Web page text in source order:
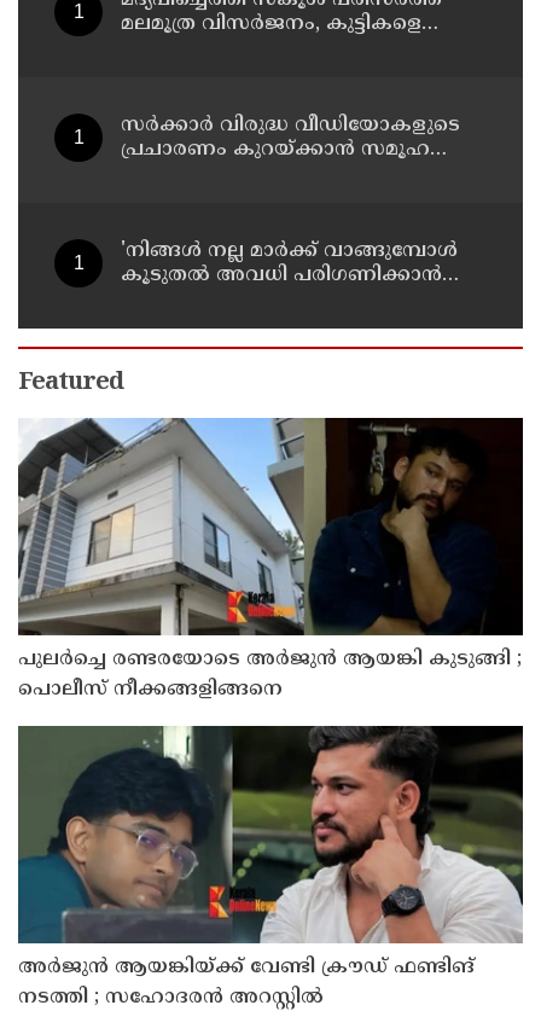
മലമൂത്ര വിസര്‍ജനം, കുട്ടികളെ
സര്‍ക്കാര്‍ വിരുദ്ധ വീഡിയോകളുടെ
പ്രചാരണം കുറയ്ക്കാന്‍ സമൂഹ
'നിങ്ങള്‍ നല്ല മാര്‍ക്ക് വാങ്ങുമ്പോള്‍
കൂടുതല്‍ അവധി പരിഗണിക്കാന്‍
കളക്ടറുടെ പോസ്റ്റ് വൈറല്‍
Featured
പുലര്‍ച്ചെ രണ്ടരയോടെ അര്‍ജുന്‍ ആയങ്കി കുടുങ്ങി ;
പൊലീസ് നീക്കങ്ങളിങ്ങനെ
അര്‍ജുന്‍ ആയങ്കിയ്ക്ക് വേണ്ടി ക്രൗഡ് ഫണ്ടിങ്
നടത്തി ; സഹോദരന്‍ അറസ്റ്റില്‍